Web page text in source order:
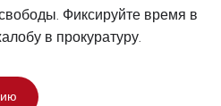
Фиксируйте время в
в прокуратуру.